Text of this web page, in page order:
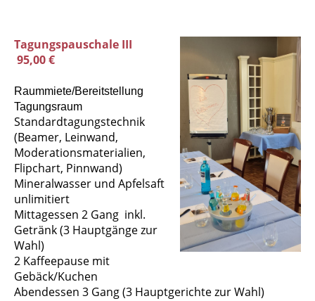
Tagungspauschale III
95,00 €
Raummiete/Bereitstellung
Tagungsraum
Standardtagungstechnik
(Beamer, Leinwand,
Moderationsmaterialien,
Flipchart, Pinnwand)
Mineralwasser und Apfelsaft
unlimitiert
Mittagessen 2 Gang inkl.
Getränk (3 Hauptgänge zur
Wahl)
2 Kaffeepause mit
Gebäck/Kuchen
Abendessen 3 Gang (3 Hauptgerichte zur Wahl)